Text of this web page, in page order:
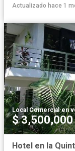
Actualizado hace 1
Local Comercial·en
$ 3,500,000